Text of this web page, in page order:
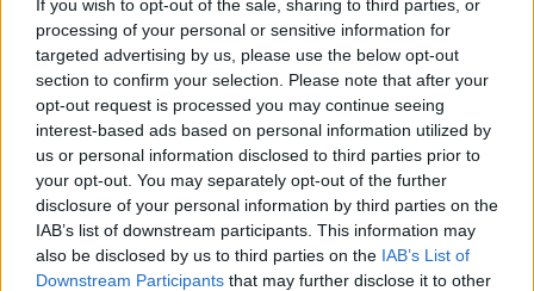
If you wish to opt-out of the sale, sharing to third parties, or
processing of your personal or sensitive information for
targeted advertising by us, please use the below opt-out
section to confirm your selection. Please note that after your
opt-out request is processed you may continue seeing
interest-based ads based on personal information utilized by
us or personal information disclosed to third parties prior to
your opt-out. You may separately opt-out of the further
disclosure of your personal information by third parties on the
IAB’s list of downstream participants. This information may
also be disclosed by us to third parties on the IAB’s List of
Downstream Participants that may further disclose it to other
KAPCSOLÓDÓ CIKKEK TÖBB A SZERZŐTŐL
Elektromos
autó
Kína szigorú határt szabott: legfeljebb
5% lehet a hiba az elektromos autók
akkumulátor-kijelzőjén
Elektromos
autó
A Leapmotor átlépte a 100 ezres
álomhatárt, és lekörözte a Changant